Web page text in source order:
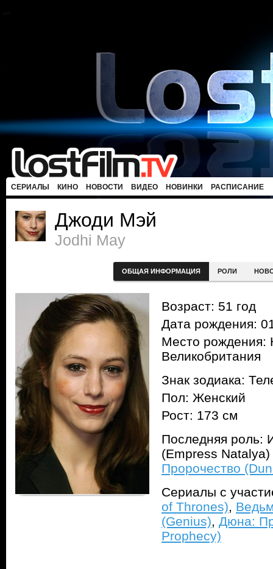
СЕРИАЛЫ КИНО НОВОСТИ ВИДЕО НОВИНКИ РАСПИСАНИЕ
Джоди Мэй
Jodhi May
ОБЩАЯ ИНФОРМАЦИЯ РОЛИ
Возраст: 51 год
Дата рождения:
Место рождения:
Великобритания
Знак зодиака:
Пол: Женский
Рост: 173 см
Последняя роль:
(Empress
Пророчество
Сериалы с
of Thrones),
(Genius), Дюна:
Prophecy)